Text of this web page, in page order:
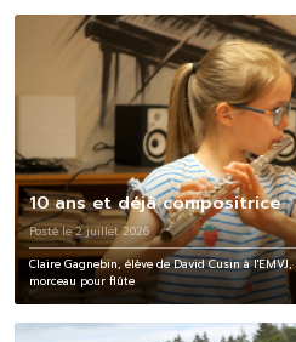
10 ans et déjà compositrice
Posté le 2 juillet 2026
Claire Gagnebin, élève de David Cusin à
morceau pour flûte